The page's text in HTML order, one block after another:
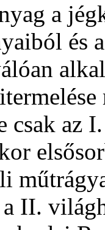
a
és
csak az
II.